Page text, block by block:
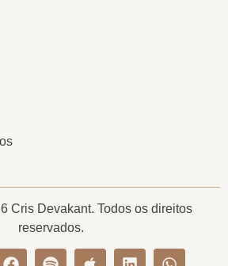
Cris Devakant. Todos os direitos
reservados.